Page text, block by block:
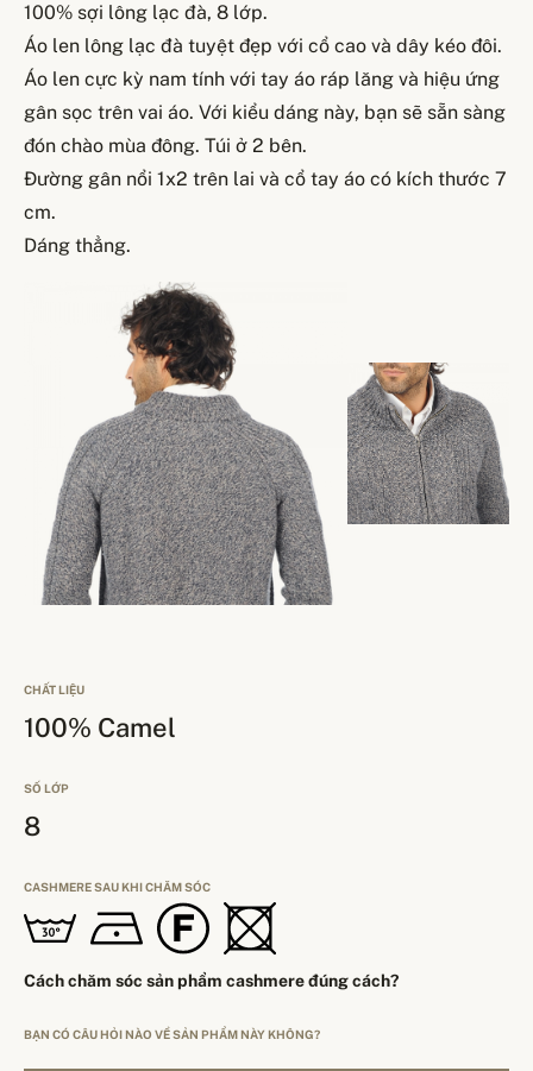
100% sợi lông lạc đà, 8 lớp.
Áo len lông lạc đà tuyệt đẹp với cổ cao và dây kéo đôi.
Áo len cực kỳ nam tính với tay áo ráp lăng và hiệu ứng
gân sọc trên vai áo. Với kiểu dáng này, bạn sẽ sẵn sàng
đón chào mùa đông. Túi ở 2 bên.
Đường gân nổi 1x2 trên lai và cổ tay áo có kích thước 7
cm.
Dáng thẳng.
CHẤT LIỆU
100% Camel
SỐ LỚP
8
CASHMERE SAU KHI CHĂM SÓC
Cách chăm sóc sản phẩm cashmere đúng cách?
BẠN CÓ CÂU HỎI NÀO VỀ SẢN PHẨM NÀY KHÔNG?